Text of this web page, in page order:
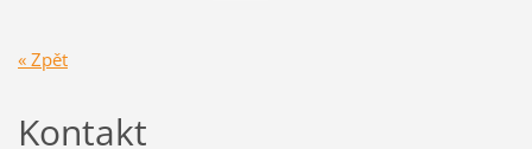
« Zpět
Kontakt